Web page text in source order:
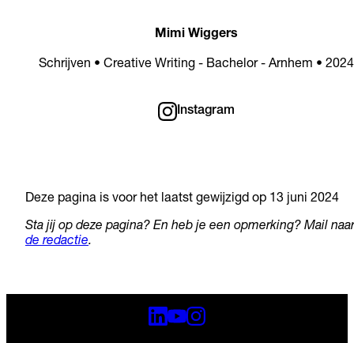
Mimi Wiggers
Schrijven • Creative Writing - Bachelor - Arnhem • 2024
Instagram
Deze pagina is voor het laatst gewijzigd op 13 juni 2024
Sta jij op deze pagina? En heb je een opmerking? Mail naar
de redactie.